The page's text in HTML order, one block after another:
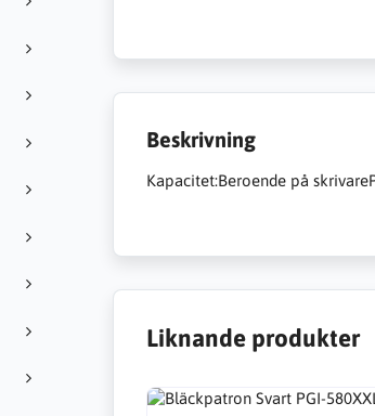
Beskrivning
Kapacitet:Beroende på
Liknande produkter